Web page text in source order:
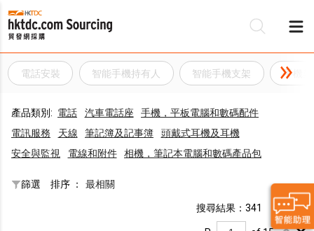
電話安裝 智能手機持有人 智能手機支架 手機架
產品類別: 電話 汽車電話座
手機，平板電腦和數碼配件
電訊服務
天線 筆記簿及記事簿
頭戴式耳機及耳機
安全與監視
電線和附件 相機，筆記本電腦和數碼產品包
篩選 排序 ： 最相關
搜尋結果：341